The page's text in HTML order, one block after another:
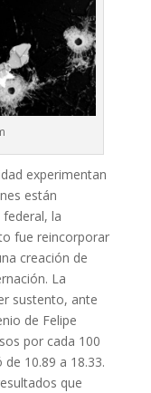
experimentan
están
la
fue reincorporar
creación de
La
sustento, ante
de Felipe
por cada 100
10.89 a 18.33.
que